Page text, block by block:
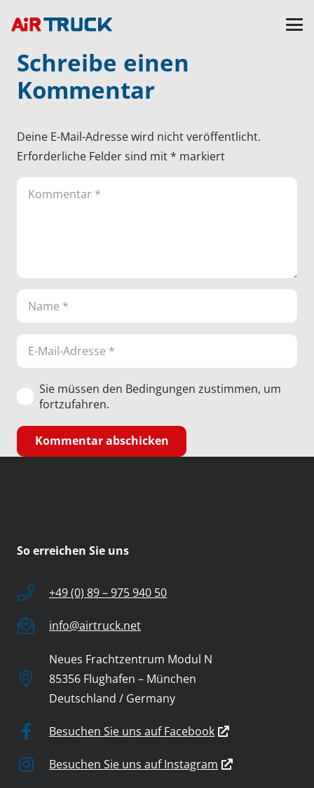
Schreibe einen
Kommentar
Deine E-Mail-Adresse wird nicht veröffentlicht.
Erforderliche Felder sind mit* markiert
Sie müssen den Bedingungen zustimmen, um
fortzufahren.
Kommentar abschicken
So erreichen Sie uns
+49 (0) 89 – 975 940 50
info@airtruck.net
Neues Frachtzentrum Modul N
85356 Flughafen – München
Deutschland / Germany
Besuchen Sie uns auf Facebook
Besuchen Sie uns auf Instagram